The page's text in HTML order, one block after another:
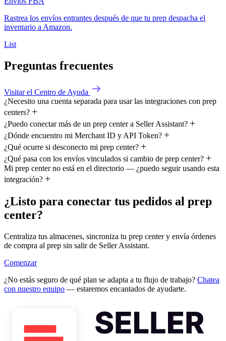
Rastrea los envíos entrantes después de que tu prep despacha el
inventario a Amazon.
List
Preguntas frecuentes
Visitar el Centro de Ayuda
¿Necesito una cuenta separada para usar las integraciones con prep
centers?
¿Puedo conectar más de un prep center a Seller Assistant?
¿Dónde encuentro mi Merchant ID y API Token?
¿Qué ocurre si desconecto mi prep center?
¿Qué pasa con los envíos vinculados si cambio de prep center?
Mi prep center no está en el directorio — ¿puedo seguir usando esta
integración?
¿Listo para conectar tus pedidos al prep
center?
Centraliza tus almacenes, sincroniza tu prep center y envía órdenes
de compra al prep sin salir de Seller Assistant.
Comenzar
¿No estás seguro de qué plan se adapta a tu flujo de trabajo? Chatea
con nuestro equipo — estaremos encantados de ayudarte.